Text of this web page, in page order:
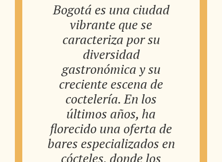
Bogotá es una ciudad
vibrante que se
caracteriza por su
diversidad
gastronómica y su
creciente escena de
coctelería. En los
últimos años, ha
florecido una oferta de
bares especializados en
cócteles, donde los